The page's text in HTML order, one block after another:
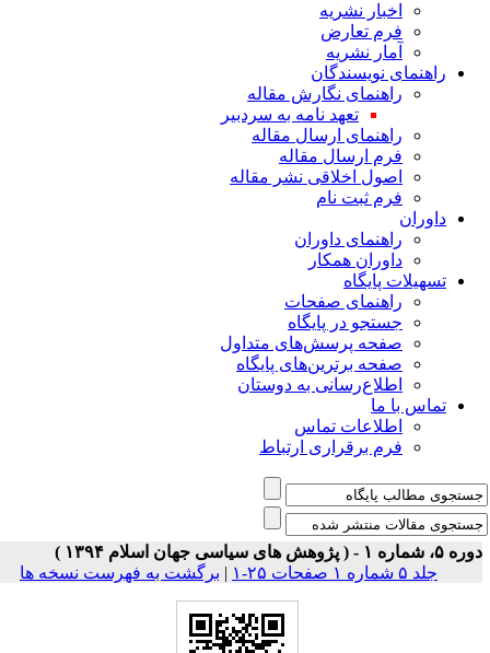
اخبار نشریه
فرم تعارض
آمار نشریه
راهنمای نویسندگان
راهنمای نگارش مقاله
تعهد نامه به سردبیر
راهنمای ارسال مقاله
فرم ارسال مقاله
اصول اخلاقی نشر مقاله
فرم ثبت نام
داوران
راهنمای داوران
داوران همکار
تسهیلات پایگاه
راهنمای صفحات
جستجو در پایگاه
صفحه پرسش‌های متداول
صفحه برترین‌های پایگاه
اطلاع‌رسانی به دوستان
تماس با ما
اطلاعات تماس
فرم برقراری ارتباط
۱ - ( پژوهش های سیاسی جهان اسلام ۱۳۹۴ )
جلد ۵ شماره ۱ صفحات ۲۵-۱
| برگشت به فهرست نسخه ها